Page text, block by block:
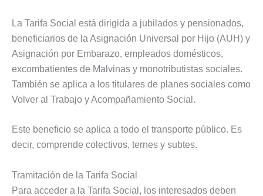
La Tarifa Social está dirigida a jubilados y pensionados,
beneficiarios de la Asignación Universal por Hijo (AUH) y
Asignación por Embarazo, empleados domésticos,
excombatientes de Malvinas y monotributistas sociales.
También se aplica a los titulares de planes sociales como
Volver al Trabajo y Acompañamiento Social.
Este beneficio se aplica a todo el transporte público. Es
decir, comprende colectivos, ternes y subtes.
Tramitación de la Tarifa Social
Para acceder a la Tarifa Social, los interesados deben